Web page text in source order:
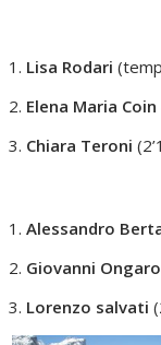
Lisa Rodari
Elena Maria Coin
Chiara Teroni
Alessandro
Giovanni Ongaro
Lorenzo salvati